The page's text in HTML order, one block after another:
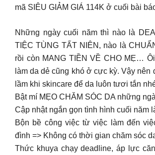
mã SIÊU GIẢM GIÁ 114K ở cuối bài
Những ngày cuối năm thì nào là
TIỆC TÙNG TẤT NIÊN, nào là
rồi còn MANG TIỀN VỀ CHO MẸ…
làm da dẻ cũng khó ở cực kỳ. Vậy nên
lầm khi skincare để da luôn tươi tắn
Bật mí MẸO CHĂM SÓC DA những
Cập nhật ngắn gọn tình hình cuối năm
Bộn bề công việc từ việc làm đến
đình => Không có thời gian chăm sóc
Thức khuya chạy deadline, áp lực